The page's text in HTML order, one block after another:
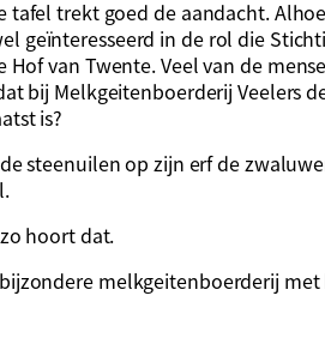
tafel trekt goed de aandacht.
geïnteresseerd in de rol die
van Twente. Veel van de
bij Melkgeitenboerderij Veelers
is?
steenuilen op zijn erf de
hoort dat.
melkgeitenboerderij